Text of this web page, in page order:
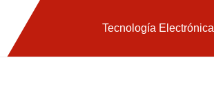
Tecnología Electrónica